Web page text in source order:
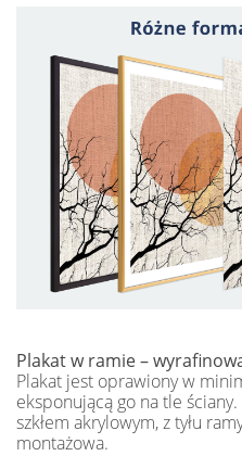
Plakat w ramie –
Plakat jest oprawiony w
eksponującą go na tle
szkłem akrylowym, z tyłu
montażowa.